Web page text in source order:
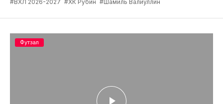
#ВХЛ 2026-2027 #ХК Рубин #Шамиль Валиуллин
Футзал